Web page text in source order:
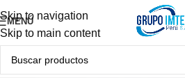
Skip to navigation
Skip to main content
MENÚ